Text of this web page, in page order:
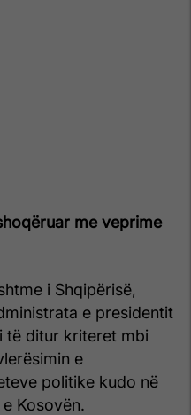
me veprime
i Shqipërisë,
e presidentit
të ditur kriteret mbi
e
politike kudo në
Kosovën.